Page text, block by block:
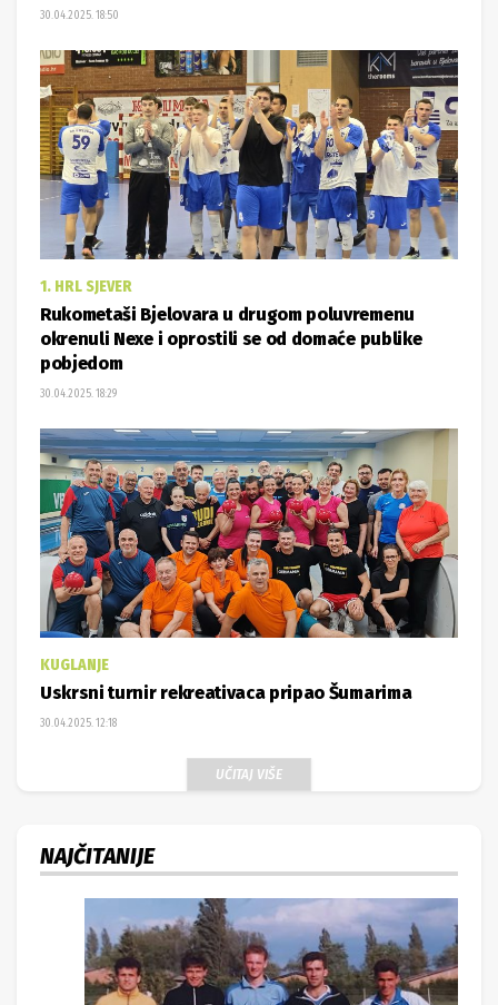
30.04.2025. 18:50
1. HRL SJEVER
Rukometaši Bjelovara u drugom poluvremenu
okrenuli Nexe i oprostili se od domaće publike
pobjedom
30.04.2025. 18:29
KUGLANJE
Uskrsni turnir rekreativaca pripao Šumarima
30.04.2025. 12:18
UČITAJ VIŠE
NAJČITANIJE